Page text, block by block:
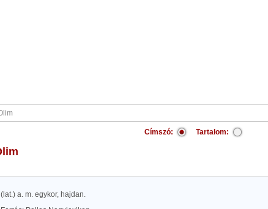
Címszó: Tartalom:
Olim
(lat.) a. m. egykor, hajdan.